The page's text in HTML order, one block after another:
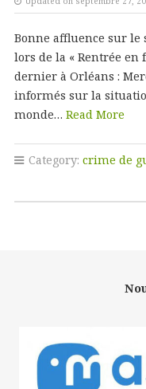
Bonne affluence sur le
lors de la « Rentrée en
dernier à Orléans :
informés sur la
monde… Read More
Category: crime de